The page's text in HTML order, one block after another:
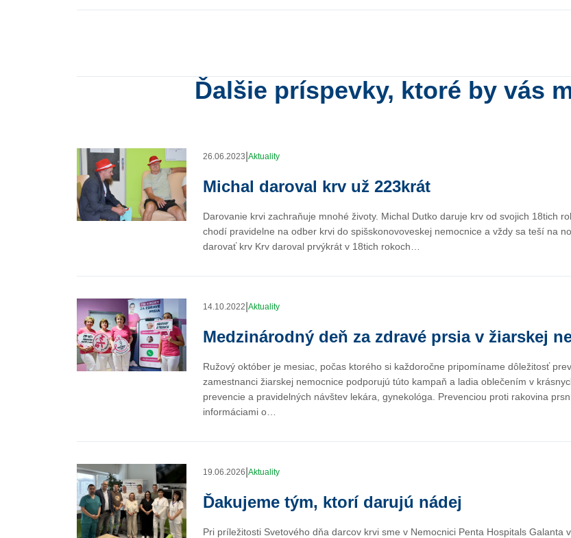
Ďalšie príspevky, ktoré by vás
26.06.2023 Aktuality
Michal daroval krv už 223krát
Darovanie krvi zachraňuje mnohé životy. Michal Dutko daruje krv od svojich 18tich
chodí pravidelne na odber krvi do spišskonovoveskej nemocnice a vždy sa teší na
darovať krv Krv daroval prvýkrát v 18tich rokoch…
14.10.2022 Aktuality
Medzinárodný deň za zdravé prsia v žiarskej
Ružový október je mesiac, počas ktorého si každoročne pripomíname dôležitosť
zamestnanci žiarskej nemocnice podporujú túto kampaň a ladia oblečením v
prevencie a pravidelných návštev lekára, gynekológa. Prevenciou proti rakovina
informáciami o…
19.06.2026 Aktuality
Ďakujeme tým, ktorí darujú nádej
Pri príležitosti Svetového dňa darcov krvi sme v Nemocnici Penta Hospitals